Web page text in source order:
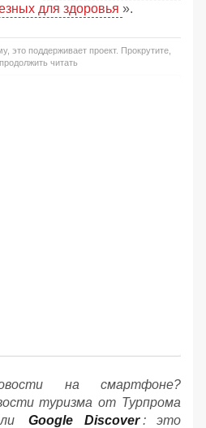
для здоровья ».
это поддерживает проект. Прокрутите,
читать
на смартфоне?
туризма от Турпрома
Google Discover : это